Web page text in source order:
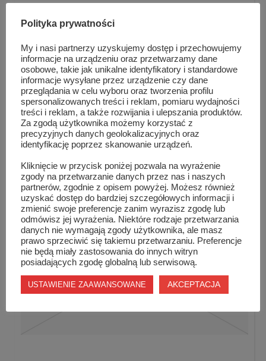
Polityka prywatności
My i nasi partnerzy uzyskujemy dostęp i przechowujemy
informacje na urządzeniu oraz przetwarzamy dane
osobowe, takie jak unikalne identyfikatory i standardowe
informacje wysyłane przez urządzenie czy dane
przeglądania w celu wyboru oraz tworzenia profilu
spersonalizowanych treści i reklam, pomiaru wydajności
treści i reklam, a także rozwijania i ulepszania produktów.
Za zgodą użytkownika możemy korzystać z
precyzyjnych danych geolokalizacyjnych oraz
identyfikację poprzez skanowanie urządzeń.
Kliknięcie w przycisk poniżej pozwala na wyrażenie
zgody na przetwarzanie danych przez nas i naszych
partnerów, zgodnie z opisem powyżej. Możesz również
uzyskać dostęp do bardziej szczegółowych informacji i
zmienić swoje preferencje zanim wyrazisz zgodę lub
odmówisz jej wyrażenia. Niektóre rodzaje przetwarzania
danych nie wymagają zgody użytkownika, ale masz
prawo sprzeciwić się takiemu przetwarzaniu. Preferencje
nie będą miały zastosowania do innych witryn
posiadających zgodę globalną lub serwisową.
USTAWIENIE ZAAWANSOWANE AKCEPTACJA